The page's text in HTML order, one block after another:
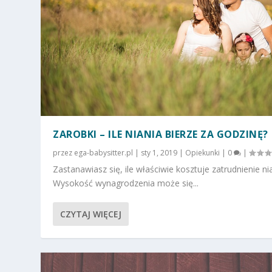
ZAROBKI – ILE NIANIA BIERZE ZA GODZINĘ?
przez ega-babysitter.pl | sty 1, 2019 | Opiekunki | 0 |
Zastanawiasz się, ile właściwie kosztuje zatrudnienie
Wysokość wynagrodzenia może się...
CZYTAJ WIĘCEJ